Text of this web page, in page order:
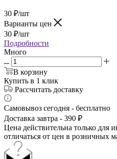
30 ₽/шт
Варианты цен
30 ₽/шт
Подробности
Много
В корзину
Купить в 1 клик
Рассчитать доставку
Самовывоз сегодня - бесплатно
Доставка завтра - 390 ₽
Цена действительна только для
отличаться от цен в розничных